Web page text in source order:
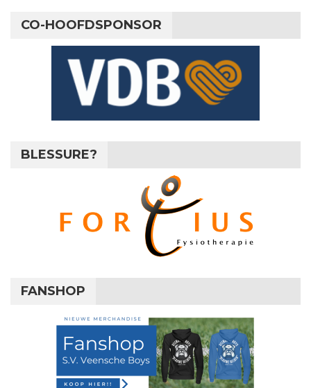
CO-HOOFDSPONSOR
BLESSURE?
FANSHOP